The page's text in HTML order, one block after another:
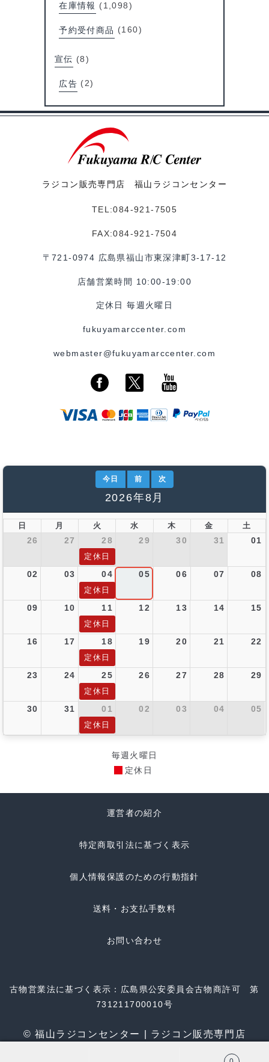
在庫情報 (1,098)
予約受付商品 (160)
宣伝 (8)
広告 (2)
ラジコン販売専門店 福山ラジコンセンター
TEL:084-921-7505
FAX:084-921-7504
〒721-0974 広島県福山市東深津町3-17-12
店舗営業時間 10:00-19:00
定休日 毎週火曜日
fukuyamarccenter.com
webmaster@fukuyamarccenter.com
今日 前 次
2026年8月
日 月 火 水 木 金 土
26 27 28 29 30 31 01
定休日
02 03 04 05 06 07 08
定休日
09 10 11 12 13 14 15
定休日
16 17 18 19 20 21 22
定休日
23 24 25 26 27 28 29
定休日
30 31 01 02 03 04 05
定休日
毎週火曜日
定休日
運営者の紹介
特定商取引法に基づく表示
個人情報保護のための行動指針
送料・お支払手数料
お問い合わせ
古物営業法に基づく表示：広島県公安委員会古物商許可 第
731211700010号
© 福山ラジコンセンター | ラジコン販売専門店